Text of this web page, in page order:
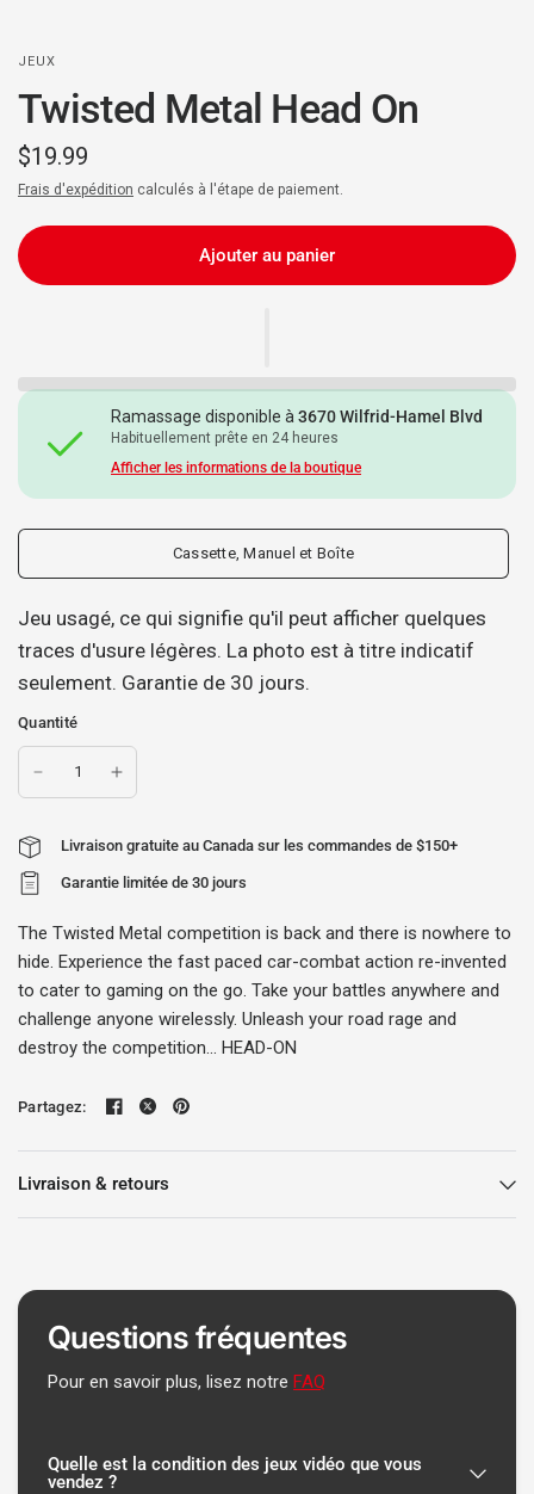
JEUX
Twisted Metal Head On
$19.99
Frais d'expédition calculés à l'étape de paiement.
Ajouter au panier
Ramassage disponible à3670 Wilfrid-Hamel Blvd
Habituellement prête en 24 heures
Afficher les informations de la boutique
Cassette, Manuel et Boîte
Jeu usagé, ce qui signifie qu'il peut afficher quelques
traces d'usure légères. La photo est à titre indicatif
seulement. Garantie de 30 jours.
Quantité
Livraison gratuite au Canada sur les commandes de $150+
Garantie limitée de 30 jours
The Twisted Metal competition is back and there is nowhere to
hide. Experience the fast paced car-combat action re-invented
to cater to gaming on the go. Take your battles anywhere and
challenge anyone wirelessly. Unleash your road rage and
destroy the competition... HEAD-ON
Partagez:
Livraison & retours
Questions fréquentes
Pour en savoir plus, lisez notreFAQ
Quelle est la condition des jeux vidéo que vous
vendez ?